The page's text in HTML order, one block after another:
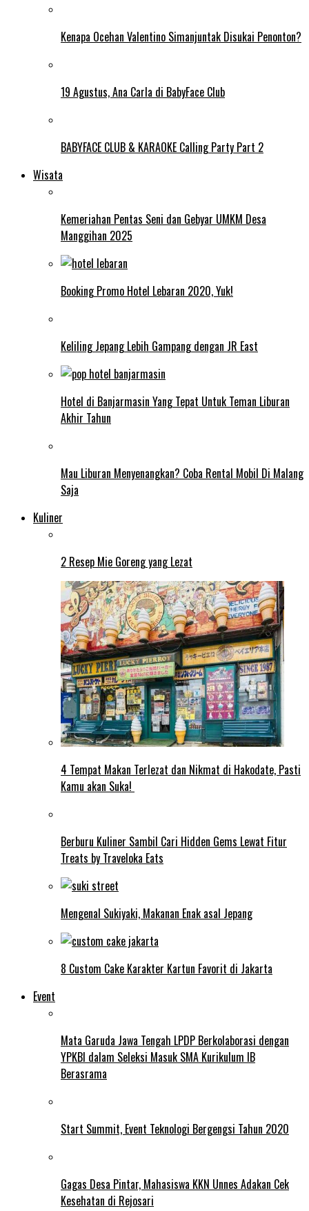
Kenapa Ocehan Valentino Simanjuntak Disukai Penonton?
19 Agustus, Ana Carla di BabyFace Club
BABYFACE CLUB & KARAOKE Calling Party Part 2
Wisata
Kemeriahan Pentas Seni dan Gebyar UMKM Desa
Manggihan 2025
Booking Promo Hotel Lebaran 2020, Yuk!
Keliling Jepang Lebih Gampang dengan JR East
Hotel di Banjarmasin Yang Tepat Untuk Teman Liburan
Akhir Tahun
Mau Liburan Menyenangkan? Coba Rental Mobil Di Malang
Saja
Kuliner
2 Resep Mie Goreng yang Lezat
4 Tempat Makan Terlezat dan Nikmat di Hakodate, Pasti
Kamu akan Suka!
Berburu Kuliner Sambil Cari Hidden Gems Lewat Fitur
Treats by Traveloka Eats
Mengenal Sukiyaki, Makanan Enak asal Jepang
8 Custom Cake Karakter Kartun Favorit di Jakarta
Event
Mata Garuda Jawa Tengah LPDP Berkolaborasi dengan
YPKBI dalam Seleksi Masuk SMA Kurikulum IB
Berasrama
Start Summit, Event Teknologi Bergengsi Tahun 2020
Gagas Desa Pintar, Mahasiswa KKN Unnes Adakan Cek
Kesehatan di Rejosari